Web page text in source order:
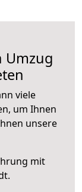
Umzug
viele
um Ihnen
unsere
mit
.